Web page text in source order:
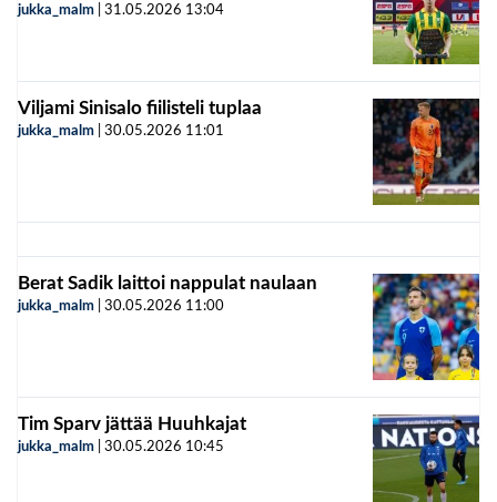
jukka_malm 31.05.2026 13:04
Viljami Sinisalo fiilisteli tuplaa
jukka_malm 30.05.2026 11:01
Berat Sadik laittoi nappulat naulaan
jukka_malm 30.05.2026 11:00
Tim Sparv jättää Huuhkajat
jukka_malm 30.05.2026 10:45